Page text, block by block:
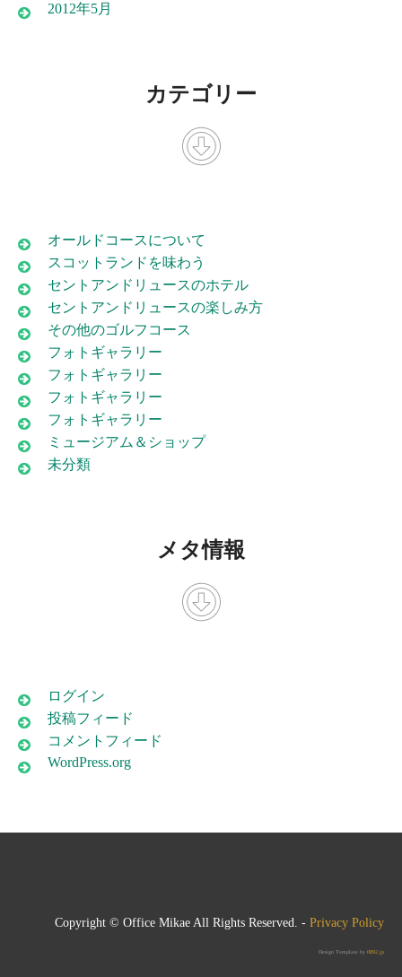
2012年5月
カテゴリー
オールドコースについて
スコットランドを味わう
セントアンドリュースのホテル
セントアンドリュースの楽しみ方
その他のゴルフコース
フォトギャラリー
フォトギャラリー
フォトギャラリー
フォトギャラリー
ミュージアム＆ショップ
未分類
メタ情報
ログイン
投稿フィード
コメントフィード
WordPress.org
Copyright © Office Mikae All Rights Reserved. - Privacy Policy
Design Template by 0892.jp